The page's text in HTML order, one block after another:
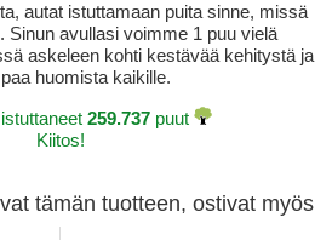
autat istuttamaan puita sinne, missä
Sinun avullasi voimme 1 puu vielä
askeleen kohti kestävää kehitystä ja
huomista kaikille.
259.737 puut
Kiitos!
tämän tuotteen, ostivat myös